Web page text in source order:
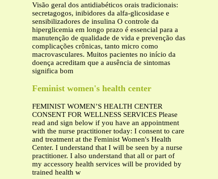
Visão geral dos antidiabéticos orais tradicionais:
secretagogos, inibidores da alfa-glicosidase e
sensibilizadores de insulina O controle da
hiperglicemia em longo prazo é essencial para a
manutenção de qualidade de vida e prevenção das
complicações crônicas, tanto micro como
macrovasculares. Muitos pacientes no início da
doença acreditam que a ausência de sintomas
significa bom
Feminist women's health center
FEMINIST WOMEN’S HEALTH CENTER
CONSENT FOR WELLNESS SERVICES Please
read and sign below if you have an appointment
with the nurse practitioner today: I consent to care
and treatment at the Feminist Women's Health
Center. I understand that I will be seen by a nurse
practitioner. I also understand that all or part of
my accessory health services will be provided by
trained health w